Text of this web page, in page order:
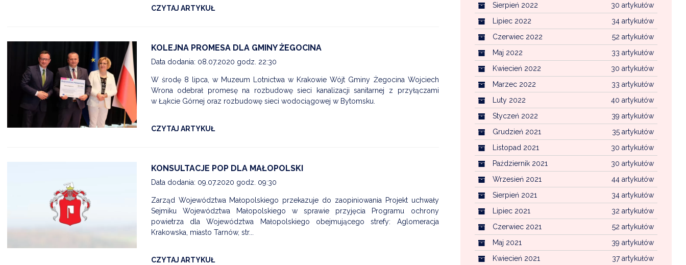
CZYTAJ ARTYKUŁ
KOLEJNA PROMESA DLA GMINY ŻEGOCINA
Data dodania: 08.07.2020 godz. 22:30
W środę 8 lipca, w Muzeum Lotnictwa w Krakowie Wójt Gminy Żegocina Wojciech
Wrona odebrał promesę na rozbudowę sieci kanalizacji sanitarnej z przyłączami
w Łąkcie Górnej oraz rozbudowę sieci wodociągowej w Bytomsku.
CZYTAJ ARTYKUŁ
KONSULTACJE POP DLA MAŁOPOLSKI
Data dodania: 09.07.2020 godz. 09:30
Zarząd Województwa Małopolskiego przekazuje do zaopiniowania Projekt uchwały
Sejmiku Województwa Małopolskiego w sprawie przyjęcia Programu ochrony
powietrza dla Województwa Małopolskiego obejmującego strefy: Aglomeracja
Krakowska, miasto Tarnów, str...
CZYTAJ ARTYKUŁ
30 artykułów
Sierpień 2022
34 artykułów
Lipiec 2022
52 artykułów
Czerwiec 2022
33 artykułów
Maj 2022
30 artykułów
Kwiecień 2022
33 artykułów
Marzec 2022
40 artykułów
Luty 2022
39 artykułów
Styczeń 2022
35 artykułów
Grudzień 2021
30 artykułów
Listopad 2021
30 artykułów
Październik 2021
44 artykułów
Wrzesień 2021
34 artykułów
Sierpień 2021
32 artykułów
Lipiec 2021
52 artykułów
Czerwiec 2021
39 artykułów
Maj 2021
37 artykułów
Kwiecień 2021